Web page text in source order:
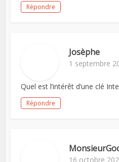
Répondre
Josèphe
1 septembre
Quel est l’intérêt d’une clé
Répondre
16 octobre